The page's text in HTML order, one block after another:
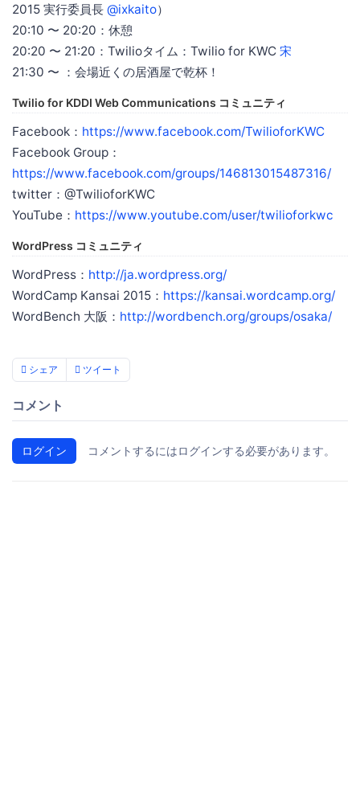
2015 実行委員長 @ixkaito）
20:10 〜 20:20：休憩
20:20 〜 21:20：Twilioタイム：Twilio for KWC 宋
21:30 〜 ：会場近くの居酒屋で乾杯！
Twilio for KDDI Web Communications コミュニティ
Facebook： https://www.facebook.com/TwilioforKWC
Facebook Group：
https://www.facebook.com/groups/146813015487316/
twitter：@TwilioforKWC
YouTube： https://www.youtube.com/user/twilioforkwc
WordPress コミュニティ
WordPress： http://ja.wordpress.org/
WordCamp Kansai 2015： https://kansai.wordcamp.org/
WordBench 大阪： http://wordbench.org/groups/osaka/
シェア ツイート
コメント
ログイン コメントするにはログインする必要があります。